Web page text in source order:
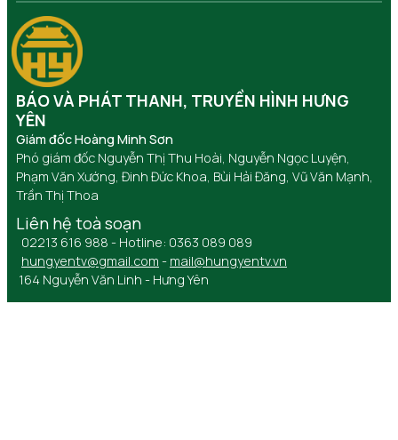
BÁO VÀ PHÁT THANH, TRUYỀN HÌNH HƯNG
YÊN
Giám đốc Hoàng Minh Sơn
Phó giám đốc Nguyễn Thị Thu Hoài, Nguyễn Ngọc Luyện,
Phạm Văn Xướng, Đinh Đức Khoa, Bùi Hải Đăng, Vũ Văn Mạnh,
Trần Thị Thoa
Liên hệ toà soạn
02213 616 988 - Hotline: 0363 089 089
hungyentv@gmail.com - mail@hungyentv.vn
164 Nguyễn Văn Linh - Hưng Yên